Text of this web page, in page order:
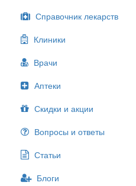
Справочник лекарств
Клиники
Врачи
Аптеки
Скидки и акции
Вопросы и ответы
Статьи
Блоги